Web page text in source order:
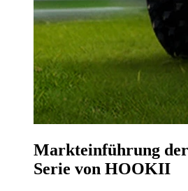
Markteinführung
Serie von HOOKII